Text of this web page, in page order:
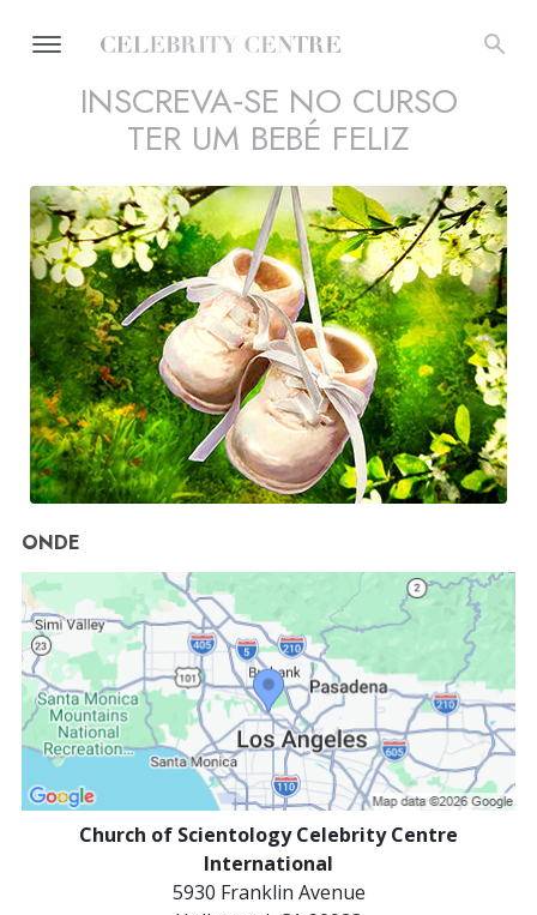
INSCREVA‑SE NO CURSO
TER UM BEBÉ FELIZ
ONDE
Church of Scientology Celebrity Centre
International
5930 Franklin Avenue